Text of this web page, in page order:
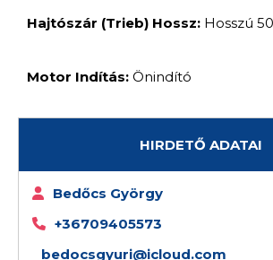
Hajtószár (trieb) Hossz: Hosszú
Motor Indítás: Önindító
HIRDETŐ ADATAI
Bedőcs György
+36709405573
bedocsgyuri@icloud.com